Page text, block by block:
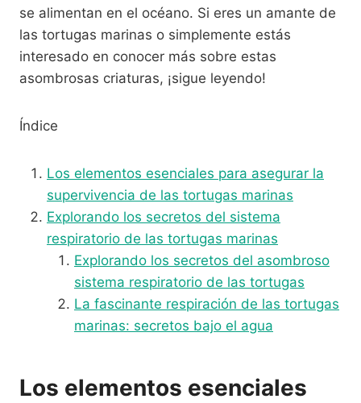
se alimentan en el océano. Si eres un amante de
las tortugas marinas o simplemente estás
interesado en conocer más sobre estas
asombrosas criaturas, ¡sigue leyendo!
Índice
Los elementos esenciales para asegurar la
supervivencia de las tortugas marinas
Explorando los secretos del sistema
respiratorio de las tortugas marinas
Explorando los secretos del asombroso
sistema respiratorio de las tortugas
La fascinante respiración de las tortugas
marinas: secretos bajo el agua
Los elementos esenciales